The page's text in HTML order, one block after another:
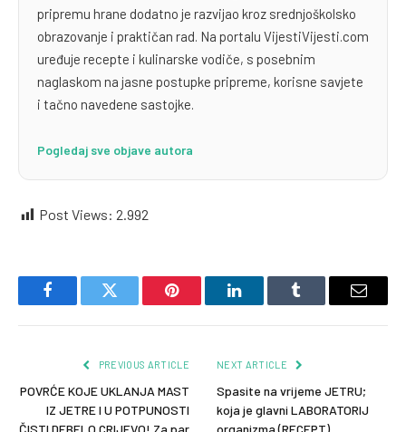
pripremu hrane dodatno je razvijao kroz srednjoškolsko
obrazovanje i praktičan rad. Na portalu VijestiVijesti.com
uređuje recepte i kulinarske vodiče, s posebnim
naglaskom na jasne postupke pripreme, korisne savjete
i tačno navedene sastojke.
Pogledaj sve objave autora
Post Views: 2.992
FacebookTwitter Pinterest LinkedInTumblr Email
PREVIOUS ARTICLE
POVRĆE KOJE UKLANJA MAST
IZ JETRE I U POTPUNOSTI
NEXT ARTICLE
Spasite na vrijeme JETRU;
koja je glavni LABORATORIJ